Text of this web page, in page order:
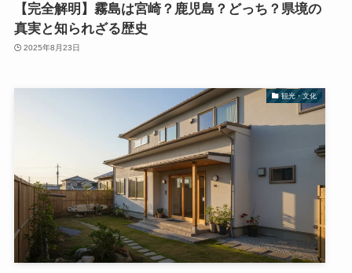
【完全解明】霧島は宮崎？鹿児島？どっち？県境の
真実と知られざる歴史
2025年8月23日
観光・文化